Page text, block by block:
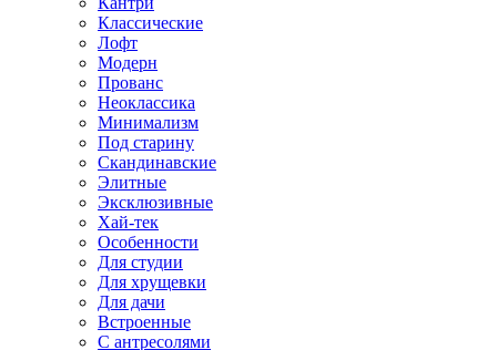
Классические
Лофт
Модерн
Прованс
Неоклассика
Минимализм
Под старину
Скандинавские
Элитные
Эксклюзивные
Хай-тек
Особенности
Для студии
Для хрущевки
Для дачи
Встроенные
С антресолями